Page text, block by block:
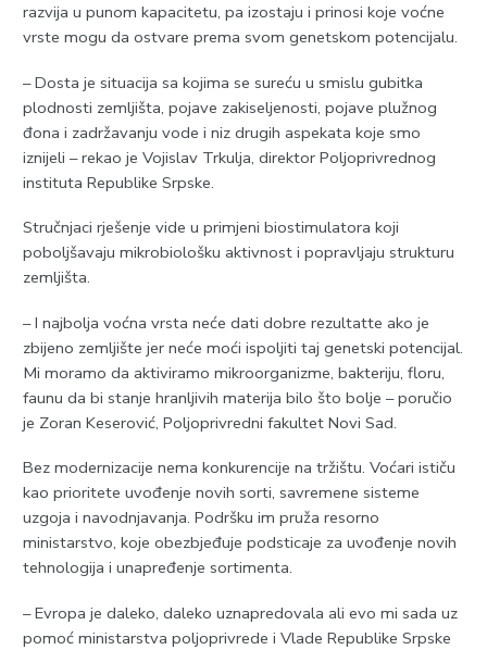
razvija u punom kapacitetu, pa izostaju i prinosi koje voćne
vrste mogu da ostvare prema svom genetskom potencijalu.
– Dosta je situacija sa kojima se sureću u smislu gubitka
plodnosti zemljišta, pojave zakiseljenosti, pojave plužnog
đona i zadržavanju vode i niz drugih aspekata koje smo
iznijeli – rekao je Vojislav Trkulja, direktor Poljoprivrednog
instituta Republike Srpske.
Stručnjaci rješenje vide u primjeni biostimulatora koji
poboljšavaju mikrobiološku aktivnost i popravljaju strukturu
zemljišta.
– I najbolja voćna vrsta neće dati dobre rezultatte ako je
zbijeno zemljište jer neće moći ispoljiti taj genetski potencijal.
Mi moramo da aktiviramo mikroorganizme, bakteriju, floru,
faunu da bi stanje hranljivih materija bilo što bolje – poručio
je Zoran Keserović, Poljoprivredni fakultet Novi Sad.
Bez modernizacije nema konkurencije na tržištu. Voćari ističu
kao prioritete uvođenje novih sorti, savremene sisteme
uzgoja i navodnjavanja. Podršku im pruža resorno
ministarstvo, koje obezbjeđuje podsticaje za uvođenje novih
tehnologija i unapređenje sortimenta.
– Evropa je daleko, daleko uznapredovala ali evo mi sada uz
pomoć ministarstva poljoprivrede i Vlade Republike Srpske